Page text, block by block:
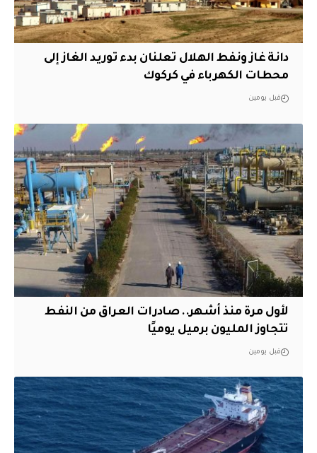
دانة غاز ونفط الهلال تعلنان بدء توريد الغاز إلى
محطات الكهرباء في كركوك
قبل يومين
لأول مرة منذ أشهر.. صادرات العراق من النفط
تتجاوز المليون برميل يوميًا
قبل يومين